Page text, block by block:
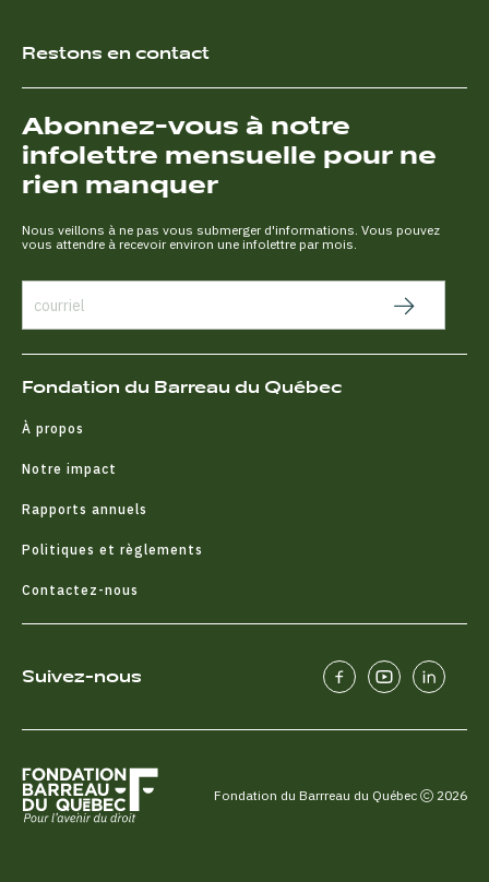
Restons en contact
Abonnez-vous à notre
infolettre mensuelle pour ne
rien manquer
Nous veillons à ne pas vous submerger d'informations. Vous pouvez
vous attendre à recevoir environ une infolettre par mois.
Fondation du Barreau du Québec
À propos
Notre impact
Rapports annuels
Politiques et règlements
Contactez-nous
Suivez-nous
Fondation du Barrreau du Québec 2026